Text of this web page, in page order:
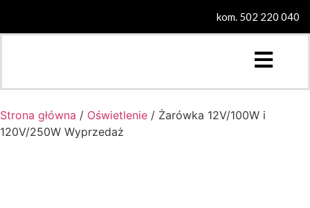
kom. 502 220 040
Strona główna / Oświetlenie / Żarówka 12V/100W i
120V/250W Wyprzedaż